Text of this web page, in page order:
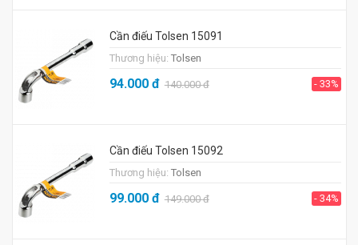
Cần điếu Tolsen 15091
Thương hiệu: Tolsen
94.000đ 140.000đ - 33%
Cần điếu Tolsen 15092
Thương hiệu: Tolsen
99.000đ 149.000đ - 34%